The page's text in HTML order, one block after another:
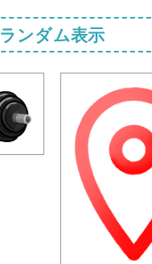
ランダム表示